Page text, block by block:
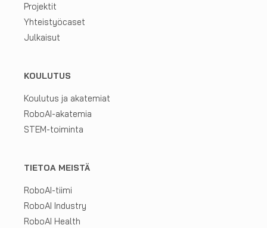
vihreämpää
huomista
Projektit
Yhteistyöcaset
Julkaisut
KOULUTUS
Koulutus ja akatemiat
RoboAI-akatemia
STEM-toiminta
TIETOA MEISTÄ
RoboAI-tiimi
RoboAI Industry
RoboAI Health